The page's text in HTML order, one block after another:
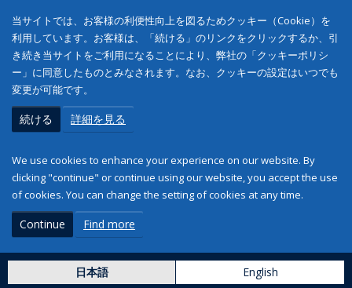
当サイトでは、お客様の利便性向上を図るためクッキー（Cookie）を
利用しています。お客様は、「続ける」のリンクをクリックするか、引
き続き当サイトをご利用になることにより、弊社の「クッキーポリシ
ー」に同意したものとみなされます。なお、クッキーの設定はいつでも
変更が可能です。
続ける 詳細を見る
We use cookies to enhance your experience on our website. By
clicking "continue" or continue using our website, you accept the use
of cookies. You can change the setting of cookies at any time.
Continue Find more
日本語 English